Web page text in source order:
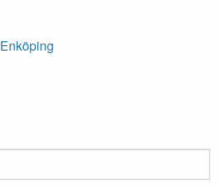
Enköping